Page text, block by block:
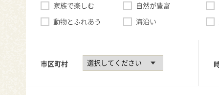
家族で楽しむ
自然が豊富
動物とふれあう
海沿い
市区町村